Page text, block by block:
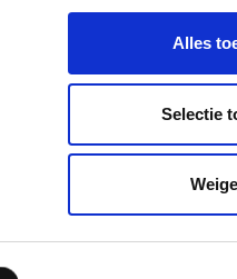
Alles
Selectie
Algemene voorwaarden
Privacy verklaring